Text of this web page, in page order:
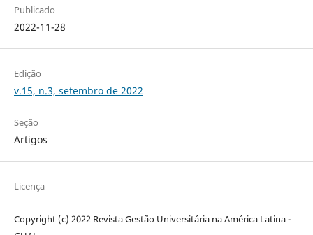
Publicado
2022-11-28
Edição
v.15, n.3, setembro de 2022
Seção
Artigos
Licença
Copyright (c) 2022 Revista Gestão Universitária na América Latina -